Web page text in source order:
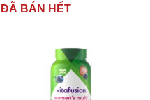
ĐÃ BÁN HẾT